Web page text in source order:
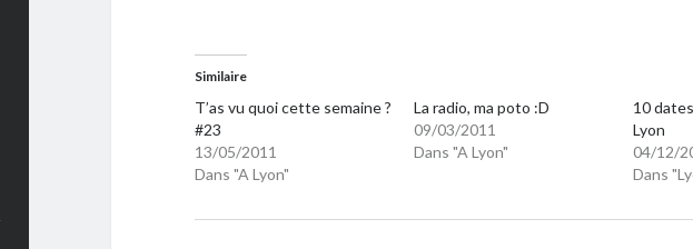
Similaire
T’as vu quoi cette semaine ?
#23
13/05/2011
Dans "A Lyon"
La radio, ma poto :D
09/03/2011
Dans "A Lyon"
10
Lyon
04/12/
Dans